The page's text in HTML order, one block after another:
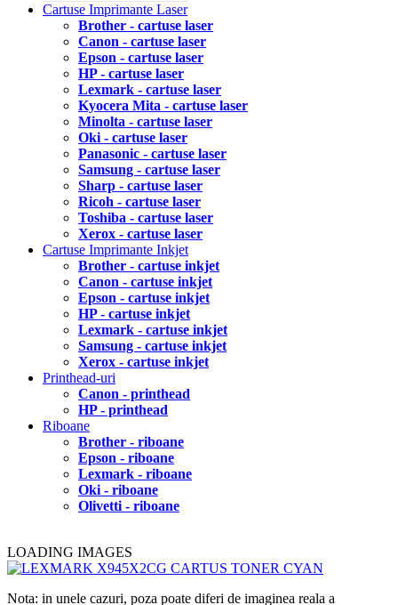
Cartuse Imprimante Laser
Brother - cartuse laser
Canon - cartuse laser
Epson - cartuse laser
HP - cartuse laser
Lexmark - cartuse laser
Kyocera Mita - cartuse laser
Minolta - cartuse laser
Oki - cartuse laser
Panasonic - cartuse laser
Samsung - cartuse laser
Sharp - cartuse laser
Ricoh - cartuse laser
Toshiba - cartuse laser
Xerox - cartuse laser
Cartuse Imprimante Inkjet
Brother - cartuse inkjet
Canon - cartuse inkjet
Epson - cartuse inkjet
HP - cartuse inkjet
Lexmark - cartuse inkjet
Samsung - cartuse inkjet
Xerox - cartuse inkjet
Printhead-uri
Canon - printhead
HP - printhead
Riboane
Brother - riboane
Epson - riboane
Lexmark - riboane
Oki - riboane
Olivetti - riboane
LOADING IMAGES
Nota: in unele cazuri, poza poate diferi de imaginea reala a